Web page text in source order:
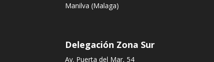
Manilva (Malaga)
Delegación Zona Sur
Av. Puerta del Mar, 54